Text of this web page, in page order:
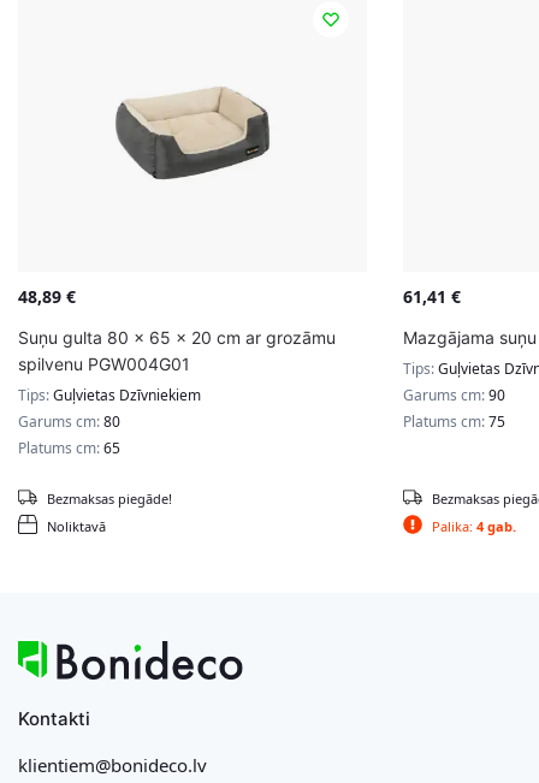
48,89 €
Suņu gulta 80 x 65 x 20 cm ar grozāmu
spilvenu PGW004G01
Tips:Guļvietas Dzīvniekiem
Garums cm:80
Platums cm:65
Noliktavā
Bezmaksas piegāde!
61,41 €
Mazgājama
Tips:Guļvietas
Garums cm:90
Platums cm:75
Palika: 4 gab.
Bezmaksas
Kontakti
klientiem@bonideco.lv